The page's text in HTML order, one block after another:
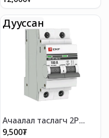
Дууссан
Ачаалал таслагч 2P
ВН-63 EKF PROxima
9,500₮